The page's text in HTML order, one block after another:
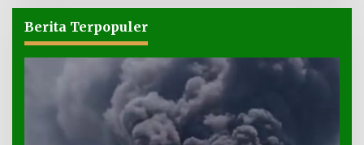
Berita Terpopuler